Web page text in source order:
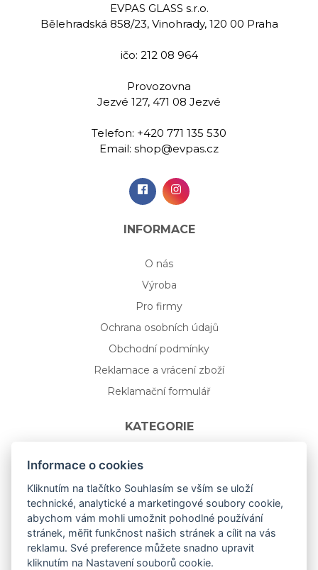
whisky 390
Ručně rytá sklenice na
whisky 280 ml
469,00 Kč
košíku
sklenice na
EVPAS GLASS s.r.o.
Bělehradská 858/23, Vinohrady, 120 00 Praha
ičo: 212 08 964
Provozovna
Jezvé 127, 471 08 Jezvé
Telefon: +420 771 135 530
Email: shop@evpas.cz
INFORMACE
O nás
Výroba
Pro firmy
Ochrana osobních údajů
Obchodní podmínky
Reklamace a vrácení zboží
Reklamační formulář
KATEGORIE
Nápojové sklo
Bydlení
Dárkový poukaz na míru
Mystery box
Kolekce
NOVÁ rozkvetlá KOLEKCE 🌸🌼
Informace o cookies
Kliknutím na tlačítko Souhlasím se vším se uloží
technické, analytické a marketingové soubory cookie,
abychom vám mohli umožnit pohodlné používání
stránek, měřit funkčnost našich stránek a cílit na vás
reklamu. Své preference můžete snadno upravit
kliknutím na Nastavení souborů cookie.